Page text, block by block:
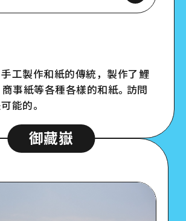
細看看
工製作和紙的傳統，製作了鯉
商事紙等各種各樣的和紙。訪問
能的。
御藏嶽